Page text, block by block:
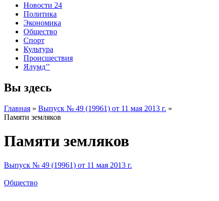
Новости 24
Политика
Экономика
Общество
Спорт
Культура
Происшествия
Ялумд’’
Вы здесь
Главная » Выпуск № 49 (19961) от 11 мая 2013 г. »
Памяти земляков
Памяти земляков
Выпуск № 49 (19961) от 11 мая 2013 г.
Общество